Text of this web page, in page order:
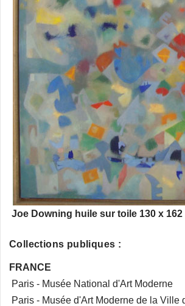
Joe Downing huile sur toile 130 x 162
Collections publiques :
FRANCE
Paris - Musée National d'Art Moderne
Paris - Musée d'Art Moderne de la Ville